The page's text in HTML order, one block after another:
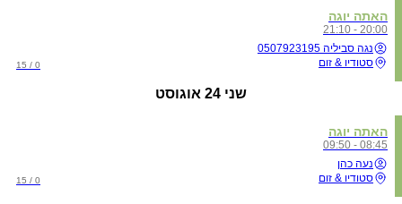
האתה יוגה
20:00 - 21:10
נגה סביליה 0507923195
סטודיו & זום
0 / 15
שני 24 אוגוסט
האתה יוגה
08:45 - 09:50
נעה כהן
סטודיו & זום
0 / 15